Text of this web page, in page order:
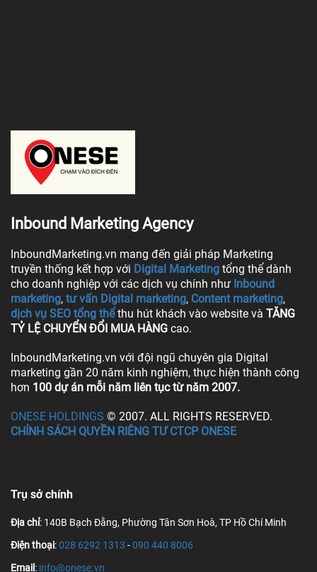
Inbound Marketing Agency
InboundMarketing.vn mang đến giải pháp Marketing
truyền thống kết hợp với Digital Marketing tổng thể dành
cho doanh nghiệp với các dịch vụ chính như Inbound
marketing, tư vấn Digital marketing, Content marketing,
dịch vụ SEO tổng thể thu hút khách vào website và TĂNG
TỶ LỆ CHUYỂN ĐỔI MUA HÀNG cao.
InboundMarketing.vn với đội ngũ chuyên gia Digital
marketing gần 20 năm kinh nghiệm, thực hiện thành công
hơn 100 dự án mỗi năm liên tục từ năm 2007.
ONESE HOLDINGS © 2007. ALL RIGHTS RESERVED.
CHÍNH SÁCH QUYỀN RIÊNG TƯ CTCP ONESE
Trụ sở chính
Địa chỉ: 140B Bạch Đằng, Phường Tân Sơn Hoà, TP Hồ Chí Minh
Điện thoại:028 6292 1313 -090 440 8006
Email : info@onese.vn